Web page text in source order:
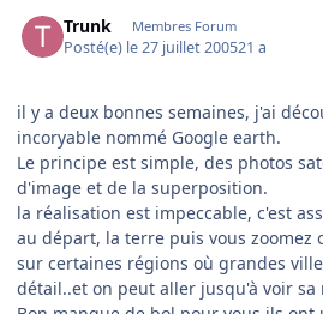
Trunk Membres Forum
Posté(e) le 27 juillet 200521 a
il y a deux bonnes semaines, j'ai
incoryable nommé Google earth.
Le principe est simple, des photos
d'image et de la superposition.
la réalisation est impeccable, c'est
au départ, la terre puis vous zoomez
sur certaines régions où grandes
détail..et on peut aller jusqu'à voir sa